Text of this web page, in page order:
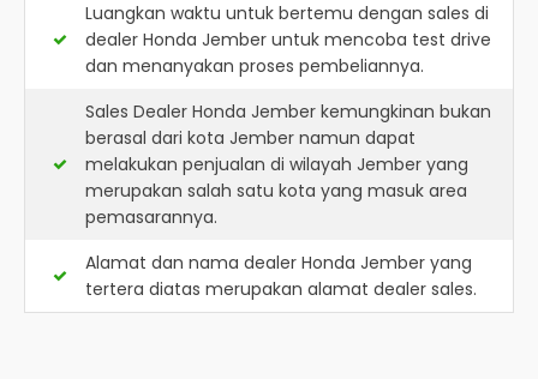
Luangkan waktu untuk bertemu dengan sales di
dealer Honda Jember untuk mencoba test drive
dan menanyakan proses pembeliannya.
Sales Dealer Honda Jember kemungkinan bukan
berasal dari kota Jember namun dapat
melakukan penjualan di wilayah Jember yang
merupakan salah satu kota yang masuk area
pemasarannya.
Alamat dan nama dealer Honda Jember yang
tertera diatas merupakan alamat dealer sales.